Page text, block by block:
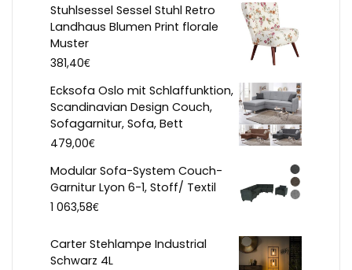
Stuhlsessel Sessel Stuhl Retro
Landhaus Blumen Print florale
Muster
381,40€
Ecksofa Oslo mit Schlaffunktion,
Scandinavian Design Couch,
Sofagarnitur, Sofa, Bett
479,00€
Modular Sofa-System Couch-
Garnitur Lyon 6-1, Stoff/ Textil
1 063,58€
Carter Stehlampe Industrial
Schwarz 4L